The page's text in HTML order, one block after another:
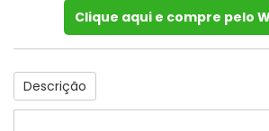
Clique aqui e compre pelo
Descrição